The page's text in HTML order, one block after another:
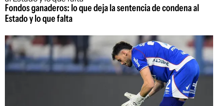
Fondos ganaderos: lo que deja la sentencia de condena al
Estado y lo que falta